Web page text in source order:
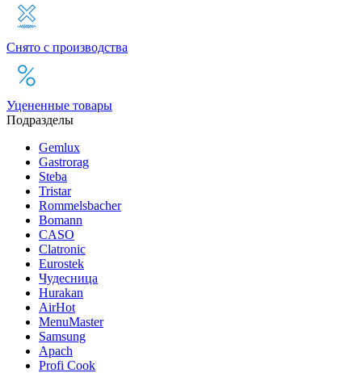
Снято с производства
Уцененные товары
Подразделы
Gemlux
Gastrorag
Steba
Tristar
Rommelsbacher
Bomann
CASO
Clatronic
Eurostek
Чудесница
Hurakan
AirHot
MenuMaster
Samsung
Apach
Profi Cook